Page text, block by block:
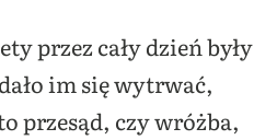
przez cały dzień były
im się wytrwać,
przesąd, czy wróżba,